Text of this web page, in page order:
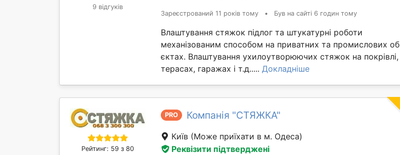
9 відгуків
Зареєстрований 11 років тому • Був на сайті 6 годин тому
Влаштування стяжок підлог та штукатурні роботи
механізованим способом на приватних та промислових об
єктах. Влаштування ухилоутворюючих стяжок на покрівлі,
терасах, гаражах і т.д..... Докладніше
Рейтинг: 59 з 80
PRO Компанія "СТЯЖКА"
Київ (Може приїхати в м. Одеса)
Реквізити підтверджені